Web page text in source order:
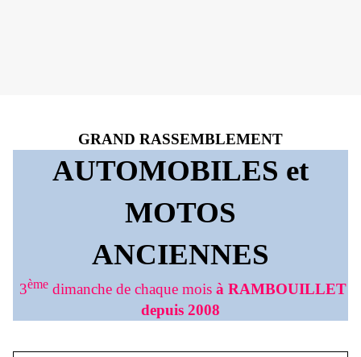
GRAND RASSEMBLEMENT
AUTOMOBILES et
MOTOS
ANCIENNES
3èmedimanche de chaque mois à RAMBOUILLET
depuis 2008